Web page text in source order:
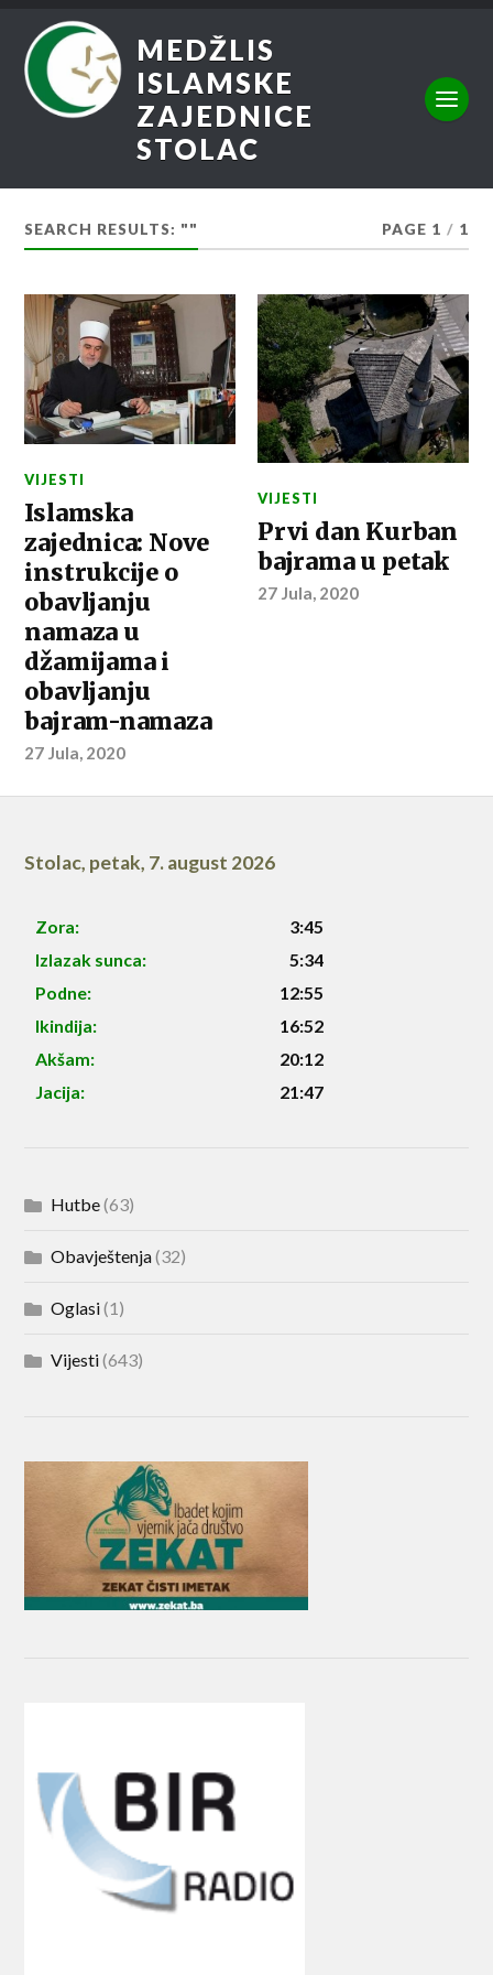
MEDŽLIS
ISLAMSKE
ZAJEDNICE
STOLAC
SEARCH RESULTS: "" PAGE 1 / 1
VIJESTI
Islamska
zajednica: Nove
instrukcije o
obavljanju
namaza u
džamijama i
obavljanju
bajram-namaza
27 Jula, 2020
VIJESTI
Prvi dan Kurban
bajrama u petak
27 Jula, 2020
Stolac, petak, 7. august 2026
Zora:
3:45
Izlazak sunca:
5:34
Podne:
12:55
Ikindija:
16:52
Akšam:
20:12
Jacija:
21:47
Hutbe(63)
Obavještenja(32)
Oglasi(1)
Vijesti(643)